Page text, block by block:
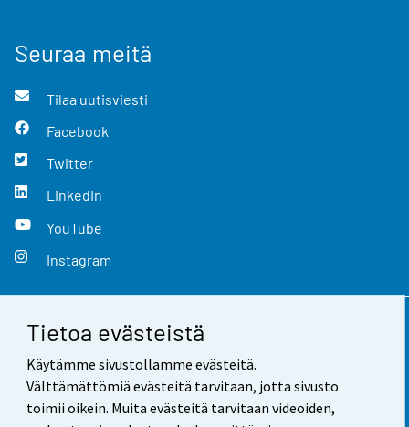
Tietoa evästeistä
Käytämme sivustollamme evästeitä.
Välttämättömiä evästeitä tarvitaan, jotta sivusto
toimii oikein. Muita evästeitä tarvitaan videoiden,
Seuraa meitä
Tilaa uutisviesti
Facebook
Twitter
LinkedIn
YouTube
Instagram
Yhteystiedot
Palaute
Käyttöehdot